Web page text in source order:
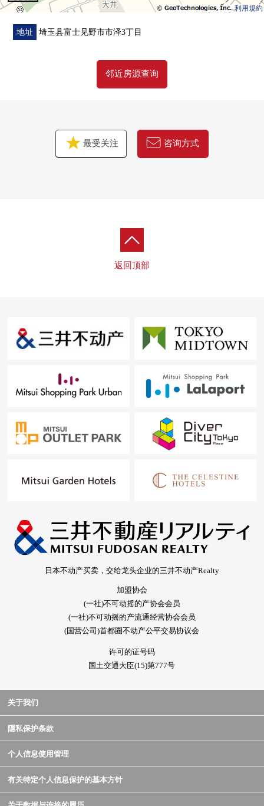
[其他]新的照明设置
■ 周边施设━━━━━━━━━━━━━━━・・・・・
○ 东原小学步行4分钟(约280m)
○ 大井中学步行18分钟(约1400m)
利用規約
地址 埼玉县富士见野市市泽3丁目
邻近房源查询
最受关注 咨询方式
返回顶部
日本不动产买卖，交给龙头企业的三井不动产Realty
加盟协会
(一社)不可动摇的产协会会员
(一社)不可动摇的产流通经营协会会员
(国营公司)首都圈不动产公平交易协议会
许可的证号码
国土交通大臣(15)第777号
关于我们
隱私保护条款
个人信息使用管理
有关特定个人信息保护的基本方针